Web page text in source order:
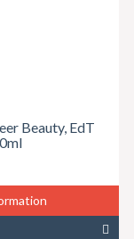
Beauty, EdT